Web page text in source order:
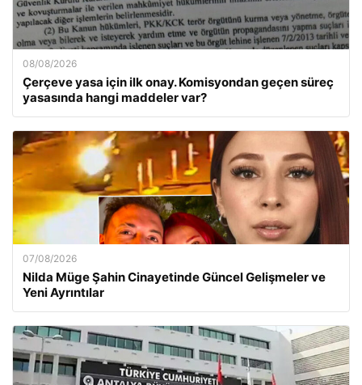
08/08/2026
Çerçeve yasa için ilk onay. Komisyondan geçen süreç
yasasında hangi maddeler var?
07/08/2026
Nilda Müge Şahin Cinayetinde Güncel Gelişmeler ve
Yeni Ayrıntılar